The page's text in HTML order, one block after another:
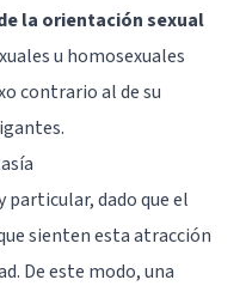
la orientación sexual
u homosexuales
contrario al de su
particular, dado que el
sienten esta atracción
De este modo, una